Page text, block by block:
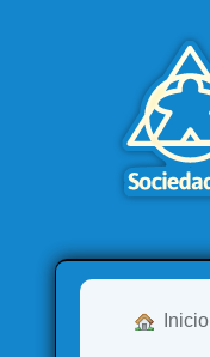
Inicio